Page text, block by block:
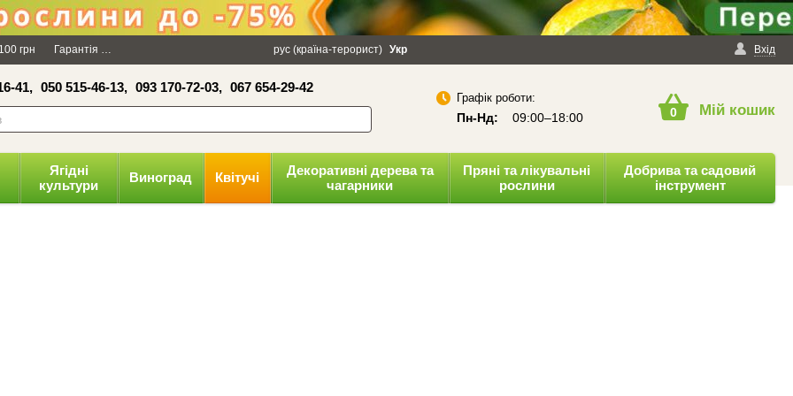
×
грн Гарантія Політика конфіденційності Вхід
рус (країна-терорист) Укр
41, 050 515-46-13, 093 170-72-03, 067 654-29-42
Графік роботи:
Пн-Нд: 09:00–18:00 0 Мій кошик
Ягідні
культури
Виноград Квітучі
Декоративні дерева та
чагарники
Пряні та лікувальні
рослини
Добрива та садовий
інструмент